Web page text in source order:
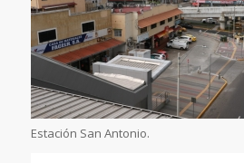
Estación San Antonio.